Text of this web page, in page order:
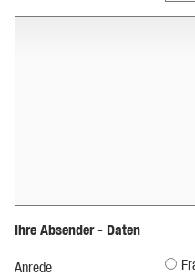
Ihre Absender - Daten
Anrede